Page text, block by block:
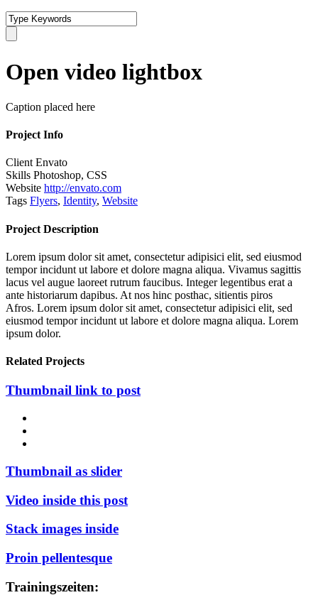
Open video lightbox
Caption placed here
Project Info
ClientEnvato
Skills Photoshop, CSS
Website http://envato.com
Tags Flyers, Identity, Website
Project Description
Lorem ipsum dolor sit amet, consectetur adipisici elit, sed eiusmod
tempor incidunt ut labore et dolore magna aliqua. Vivamus sagittis
lacus vel augue laoreet rutrum faucibus. Integer legentibus erat a
ante historiarum dapibus. At nos hinc posthac, sitientis piros
Afros. Lorem ipsum dolor sit amet, consectetur adipisici elit, sed
eiusmod tempor incidunt ut labore et dolore magna aliqua. Lorem
ipsum dolor.
Related Projects
Thumbnail link to post
Thumbnail as slider
Video inside this post
Stack images inside
Proin pellentesque
Trainingszeiten: